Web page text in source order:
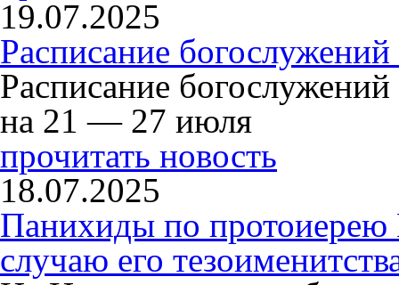
19.07.2025
Расписание
Расписание
на 21 — 27 июля
прочитать новость
18.07.2025
Панихиды по
случаю его